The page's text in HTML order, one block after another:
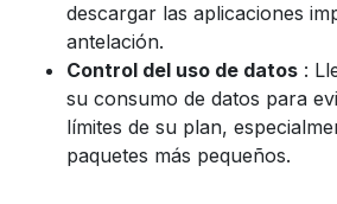
descargar las aplicaciones
antelación.
Control del uso de datos :
su consumo de datos para
límites de su plan,
paquetes más pequeños.